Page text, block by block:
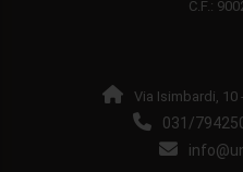
C.F.:
Via Isimbardi, 10
031/